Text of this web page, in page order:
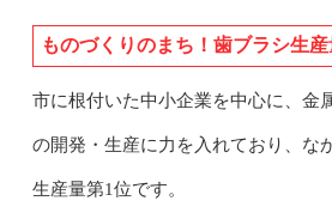
ものづくりのまち！歯ブラシ生産
市に根付いた中小企業を中心に、金
の開発・生産に力を入れており、な
生産量第1位です。